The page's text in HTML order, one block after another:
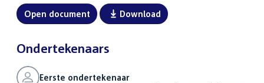
Open document Download
Ondertekenaars
Eerste ondertekenaar